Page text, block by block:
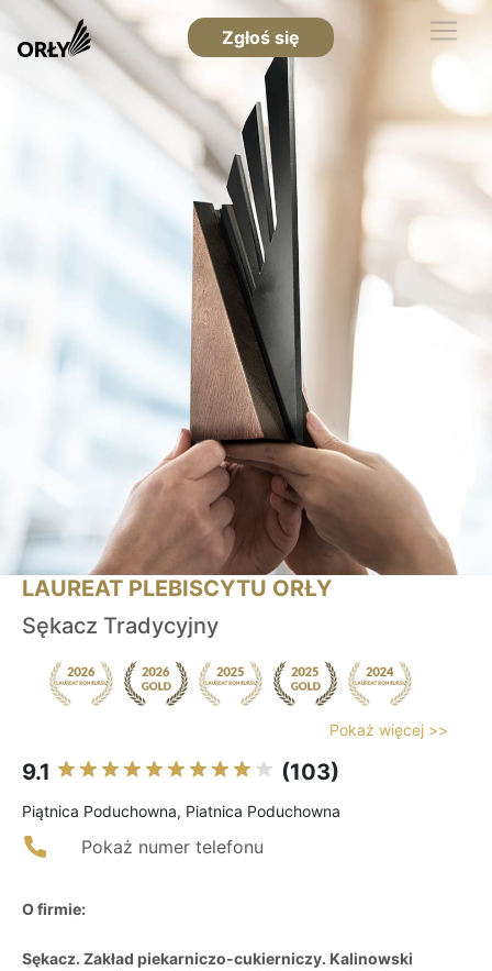
Zgłoś się
LAUREAT PLEBISCYTU ORŁY
Sękacz Tradycyjny
Pokaż więcej >>
9.1 (103)
Piątnica Poduchowna, Piatnica Poduchowna
Pokaż numer telefonu
O firmie:
Sękacz. Zakład piekarniczo-cukierniczy. Kalinowski